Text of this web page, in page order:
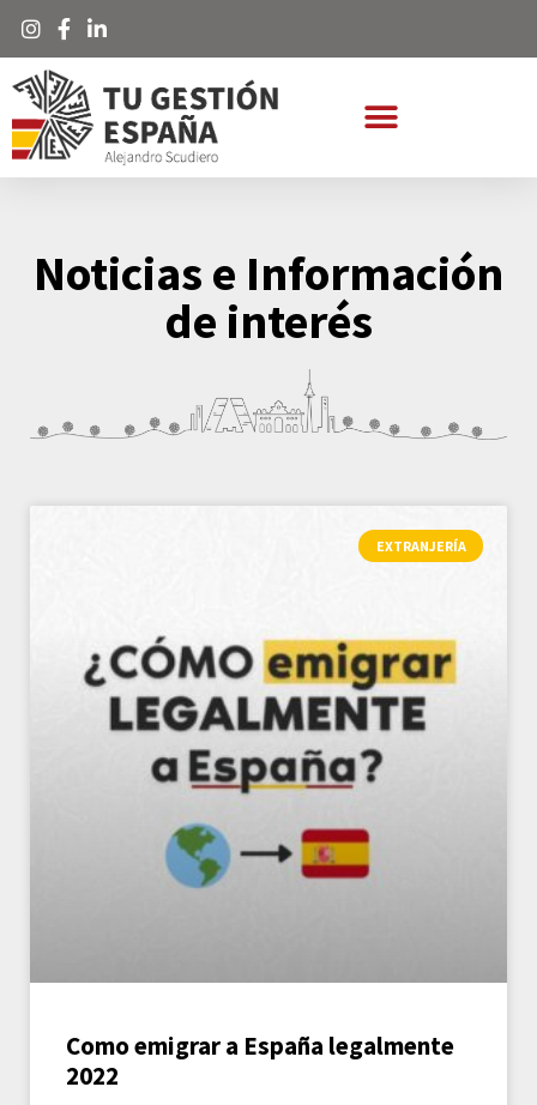
Noticias e Información
de interés
EXTRANJERÍA
Como emigrar a España legalmente
2022